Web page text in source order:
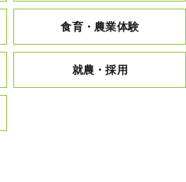
食育・農業体験
就農・採用